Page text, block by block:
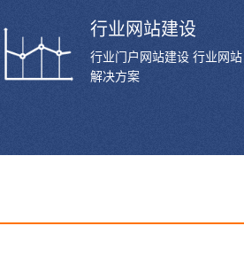
行业网站建设
行业门户网站建设 行业网站
解决方案